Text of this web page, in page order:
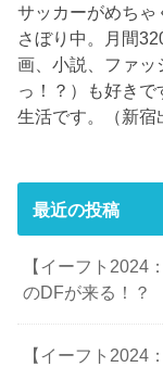
サッカーがめちゃ
さぼり中。月間
画、小説、ファッ
っ！？）も好き
生活です。（新宿
最近の投稿
【イーフト2024
のDFが来る！？
【イーフト2024